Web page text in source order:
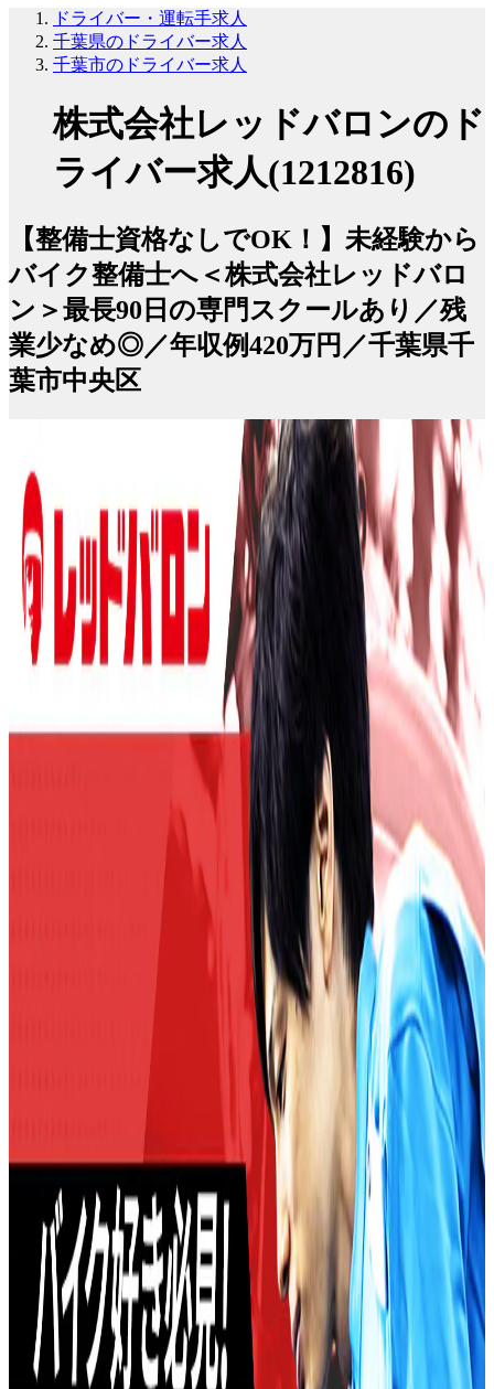
ドライバー・運転手求人
千葉県のドライバー求人
千葉市のドライバー求人
株式会社レッドバロンのド
ライバー求人(1212816)
【整備士資格なしでOK！】未経験から
バイク整備士へ＜株式会社レッドバロ
ン＞最長90日の専門スクールあり／残
業少なめ◎／年収例420万円／千葉県千
葉市中央区